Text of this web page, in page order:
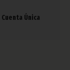
Única